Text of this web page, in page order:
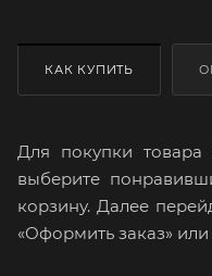
КАК КУПИТЬ
Для покупки
выберите
корзину. Далее
«Оформить заказ»